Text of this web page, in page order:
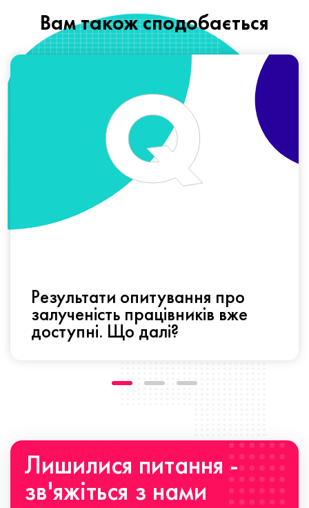
Вам також сподобається
Результати опитування про
залученість працівників вже
доступні. Що далі?
Лишилися питання -
зв'яжіться з нами